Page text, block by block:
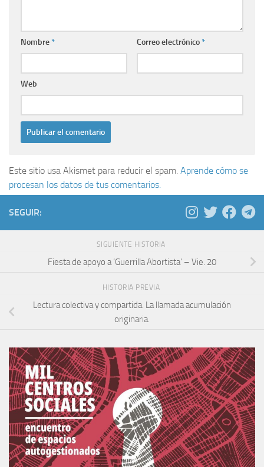
Nombre* Correo electrónico*
Web
Este sitio usa Akismet para reducir el spam. Aprende cómo se
procesan los datos de tus comentarios.
SEGUIR:
SIGUIENTE HISTORIA
Fiesta de apoyo a ‘Guerrilla Abortista’ – Vie. 20
HISTORIA PREVIA
Lectura colectiva y compartida. La llamada acumulación
originaria.